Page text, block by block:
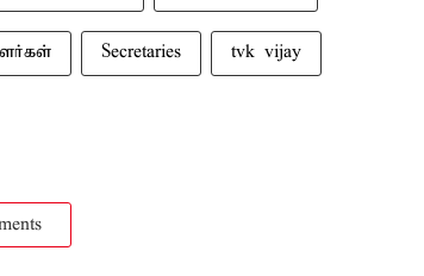
Secretaries tvk vijay